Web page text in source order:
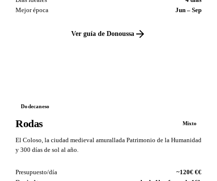
Mejor época
Jun – Sep
Ver guía de Donoussa
Dodecaneso
Rodas Mixto
El Coloso, la ciudad medieval amurallada Patrimonio de la Humanidad
y 300 días de sol al año.
Presupuesto/día
~120€ €€